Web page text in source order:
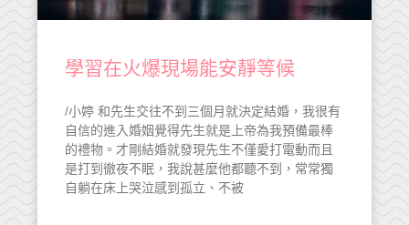
學習在火爆現場能安靜等候
/小婷 和先生交往不到三個月就決定結婚，我很有
自信的進入婚姻覺得先生就是上帝為我預備最棒
的禮物。才剛結婚就發現先生不僅愛打電動而且
是打到徹夜不眠，我說甚麼他都聽不到，常常獨
自躺在床上哭泣感到孤立、不被